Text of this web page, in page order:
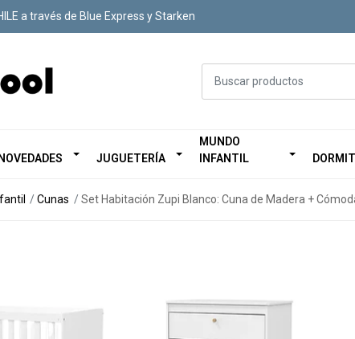
a través de Blue Express y Starken
JUGUETERÍA
MUNDO
INFANTIL
Cunas Set Habitación Zupi Blanco: Cuna de Madera +